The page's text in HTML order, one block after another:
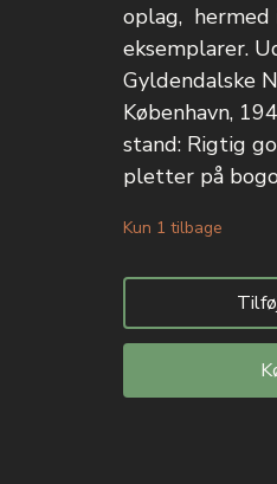
oplag, hermed
eksemplarer.
Gyldendalske
København,
stand: Rigtig
pletter på
Kun 1 tilbage